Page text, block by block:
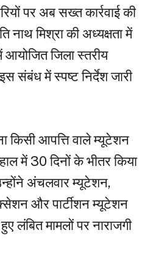
पर अब सख्त कार्रवाई की
नाथ मिश्रा की अध्यक्षता में
आयोजित जिला स्तरीय
संबंध में स्पष्ट निर्देश जारी
किसी आपत्ति वाले म्यूटेशन
में 30 दिनों के भीतर किया
अंचलवार म्यूटेशन,
और पार्टीशन म्यूटेशन
लंबित मामलों पर नाराजगी